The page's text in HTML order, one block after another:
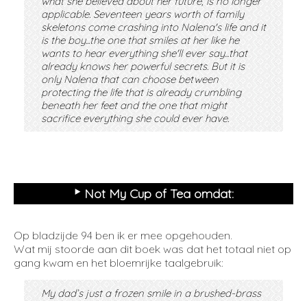
applicable. Seventeen years worth of family
skeletons come crashing into Nalena's life and it
is the boy...the one that smiles at her like he
wants to hear everything she'll ever say...that
already knows her powerful secrets. But it is
only Nalena that can choose between
protecting the life that is already crumbling
beneath her feet and the one that might
sacrifice everything she could ever have.
‣ Not My Cup of Tea omdat:
Op bladzijde 94 ben ik er mee opgehouden.
Wat mij stoorde aan dit boek was dat het totaal niet op
gang kwam en het bloemrijke taalgebruik:
My dad’s just a frozen smile in a brushed-brass